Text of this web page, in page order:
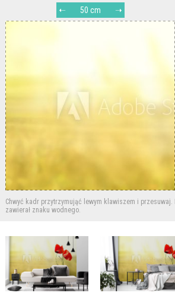
50 cm
Chwyć kadr przytrzymująć lewym klawiszem i przesuwaj.
zawierał znaku wodnego.